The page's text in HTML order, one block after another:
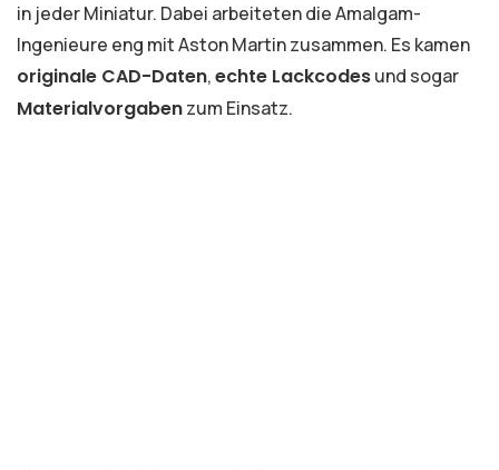
in jeder Miniatur. Dabei arbeiteten die Amalgam-
Ingenieure eng mit Aston Martin zusammen. Es kamen
originale CAD-Daten,echte Lackcodesund sogar
Materialvorgabenzum Einsatz.